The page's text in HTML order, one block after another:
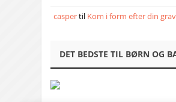
caspertil Kom i form efter din
DET BEDSTE TIL BØRN OG